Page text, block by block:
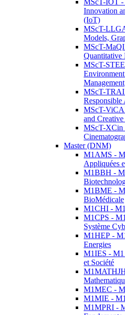
MScT-IOT -
Innovation
(IoT)
MScT-
Models,
MScT-
MScT-
Management
MScT-TRAI
Responsible
MScT-
and
MScT-XCin
Master (DNM)
M1AMS -
Appliquées
M1BBH -
M1BME -
BioMédicale
M1CHI -
M1CPS -
Système
M1HEP -
Energies
M1IES - M1
et Société
M1MEC -
M1MIE -
M1MPRI -